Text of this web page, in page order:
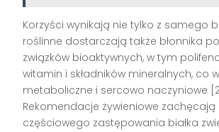
Korzyści wynikają nie tylko z samego
roślinne dostarczają także błonnika
związków bioaktywnych, w tym
witamin i składników mineralnych, co
metaboliczne i sercowo naczyniowe
Rekomendacje żywieniowe zachęcają
częściowego zastępowania białka